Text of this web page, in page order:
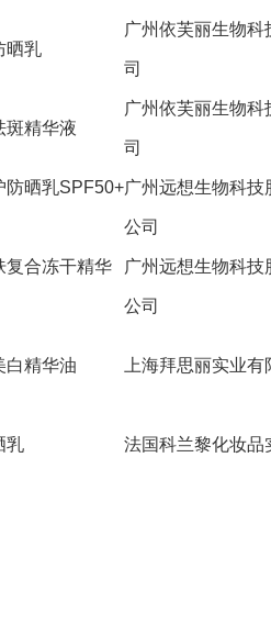
晒乳
广州依芙丽生物科
司
斑精华液
广州依芙丽生物科
司
防晒乳SPF50+广州远想生物科技
公司
复合冻干精华 广州远想生物科技
公司
白精华油 上海拜思丽实业有
乳 法国科兰黎化妆品